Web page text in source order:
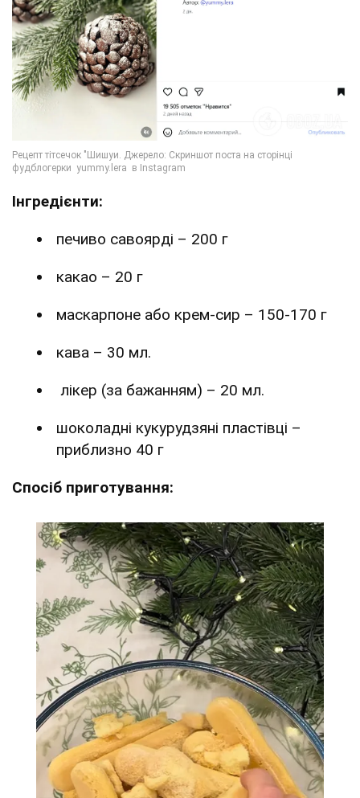
Інгредієнти:
печиво савоярді – 200 г
какао – 20 г
маскарпоне або крем-сир – 150-170 г
кава – 30 мл.
лікер (за бажанням) – 20 мл.
шоколадні кукурудзяні пластівці –
приблизно 40 г
Спосіб приготування: